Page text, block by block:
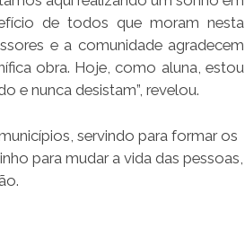
de todos que moram nesta
e a comunidade agradecem
obra. Hoje, como aluna, estou
e nunca desistam”, revelou.
servindo para formar os
para mudar a vida das pessoas,